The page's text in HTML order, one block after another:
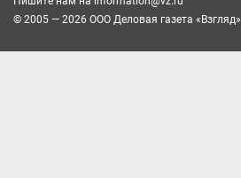
© 2005 — 2026 ООО Деловая газета «Взгляд»